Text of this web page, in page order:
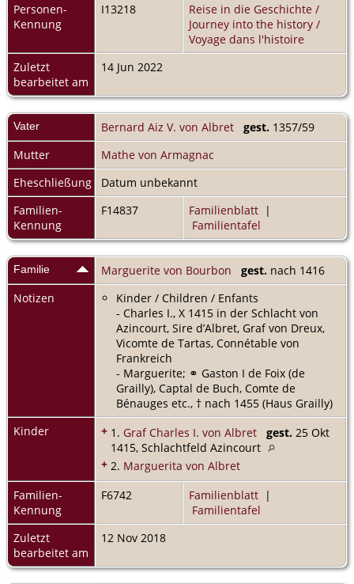
Personen-
Kennung
I13218
Reise in die Geschichte /
Journey into the history /
Voyage dans l'histoire
Zuletzt
bearbeitet am
14 Jun 2022
Vater Bernard Aiz V. von Albret gest. 1357/59
Mutter
Mathe von Armagnac
Eheschließung
Datum unbekannt
Familien-
Kennung
F14837 Familienblatt |
Familientafel
Familie Marguerite von Bourbon gest. nach 1416
Notizen
Kinder / Children / Enfants
- Charles I., X 1415 in der Schlacht von
Azincourt, Sire d’Albret, Graf von Dreux,
Vicomte de Tartas, Connétable von
Frankreich
- Marguerite; ⚭ Gaston I de Foix (de
Grailly), Captal de Buch, Comte de
Bénauges etc., † nach 1455 (Haus Grailly)
Kinder
+ 1. Graf Charles I. von Albret gest. 25 Okt
1415, Schlachtfeld Azincourt
+ 2. Marguerita von Albret
Familien-
Kennung
F6742 Familienblatt |
Familientafel
Zuletzt
bearbeitet am
12 Nov 2018